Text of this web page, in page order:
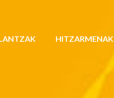
HITZARMENAK